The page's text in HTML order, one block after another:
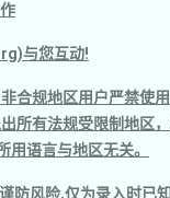
与您互动!
合规地区用户严禁使
所有法规受限制地区
语言与地区无关。
防风险,仅为录入时已